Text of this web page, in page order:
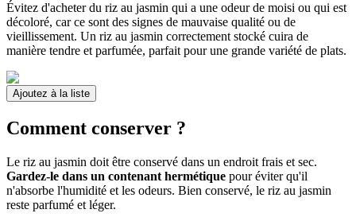
Évitez d'acheter du riz au jasmin qui a une odeur de moisi ou qui est
décoloré, car ce sont des signes de mauvaise qualité ou de
vieillissement. Un riz au jasmin correctement stocké cuira de
manière tendre et parfumée, parfait pour une grande variété de plats.
Ajoutez à la liste
Comment conserver ?
Le riz au jasmin doit être conservé dans un endroit frais et sec.
Gardez-le dans un contenant hermétique pour éviter qu'il
n'absorbe l'humidité et les odeurs. Bien conservé, le riz au jasmin
reste parfumé et léger.